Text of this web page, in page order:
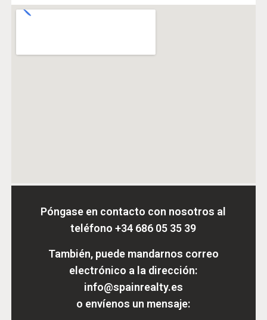
Póngase en contacto con nosotros al
teléfono+34 686 05 35 39
También, puede mandarnos correo
electrónico a la dirección:
info@spainrealty.es
o envíenos un mensaje: